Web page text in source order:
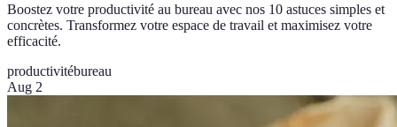
Boostez votre productivité au bureau avec nos 10 astuces simples et
concrètes. Transformez votre espace de travail et maximisez votre
efficacité.
productivitébureau
Aug 2